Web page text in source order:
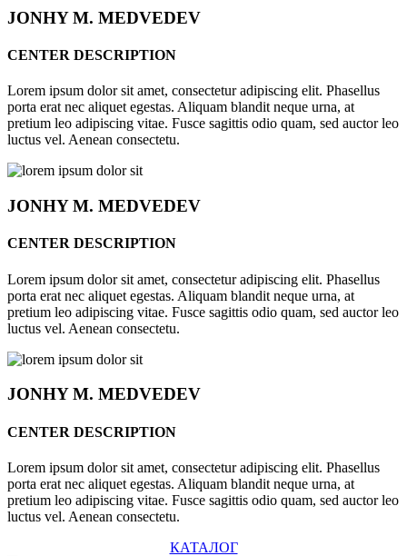
JONHYM. MEDVEDEV
CENTER DESCRIPTION
Lorem ipsum dolor sit amet, consectetur adipiscing elit. Phasellus
porta erat nec aliquet egestas. Aliquam blandit neque urna, at
pretium leo adipiscing vitae. Fusce sagittis odio quam, sed auctor leo
luctus vel. Aenean consectetu.
JONHYM. MEDVEDEV
CENTER DESCRIPTION
Lorem ipsum dolor sit amet, consectetur adipiscing elit. Phasellus
porta erat nec aliquet egestas. Aliquam blandit neque urna, at
pretium leo adipiscing vitae. Fusce sagittis odio quam, sed auctor leo
luctus vel. Aenean consectetu.
JONHYM. MEDVEDEV
CENTER DESCRIPTION
Lorem ipsum dolor sit amet, consectetur adipiscing elit. Phasellus
porta erat nec aliquet egestas. Aliquam blandit neque urna, at
pretium leo adipiscing vitae. Fusce sagittis odio quam, sed auctor leo
luctus vel. Aenean consectetu.
КАТАЛОГ